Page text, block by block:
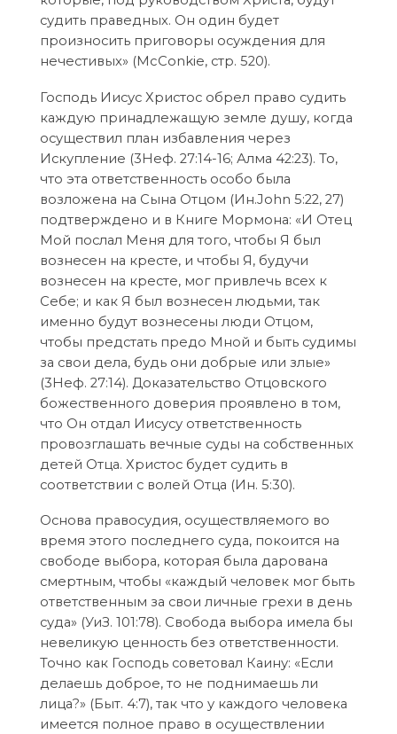
судить праведных. Он один будет
произносить приговоры осуждения для
нечестивых» (McConkie, стр. 520).
Господь Иисус Христос обрел право судить
каждую принадлежащую земле душу, когда
осуществил план избавления через
Искупление (3Неф. 27:14-16; Алма 42:23). То,
что эта ответственность особо была
возложена на Сына Отцом (Ин.John 5:22, 27)
подтверждено и в Книге Мормона: «И Отец
Мой послал Меня для того, чтобы Я был
вознесен на кресте, и чтобы Я, будучи
вознесен на кресте, мог привлечь всех к
Себе; и как Я был вознесен людьми, так
именно будут вознесены люди Отцом,
чтобы предстать предо Мной и быть судимы
за свои дела, будь они добрые или злые»
(3Неф. 27:14). Доказательство Отцовского
божественного доверия проявлено в том,
что Он отдал Иисусу ответственность
провозглашать вечные суды на собственных
детей Отца. Христос будет судить в
соответствии с волей Отца (Ин. 5:30).
Основа правосудия, осуществляемого во
время этого последнего суда, покоится на
свободе выбора, которая была дарована
смертным, чтобы «каждый человек мог быть
ответственным за свои личные грехи в день
суда» (УиЗ. 101:78). Свобода выбора имела бы
невеликую ценность без ответственности.
Точно как Господь советовал Каину: «Если
делаешь доброе, то не поднимаешь ли
лица?» (Быт. 4:7), так что у каждого человека
имеется полное право в осуществлении